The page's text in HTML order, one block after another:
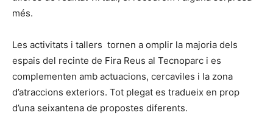
més.
Les activitats i tallers tornen a omplir la majoria dels
espais del recinte de Fira Reus al Tecnoparc i es
complementen amb actuacions, cercaviles i la zona
d’atraccions exteriors. Tot plegat es tradueix en prop
d’una seixantena de propostes diferents.